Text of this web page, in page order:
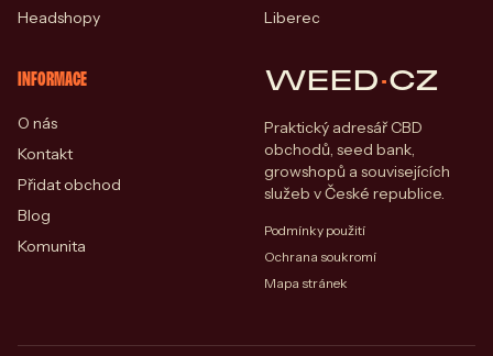
Headshopy
Liberec
INFORMACE
O nás
Kontakt
Přidat obchod
Blog
Komunita
WEED·CZ
Praktický adresář CBD
obchodů, seed bank,
growshopů a souvisejících
služeb v České republice.
Podmínky použití
Ochrana soukromí
Mapa stránek